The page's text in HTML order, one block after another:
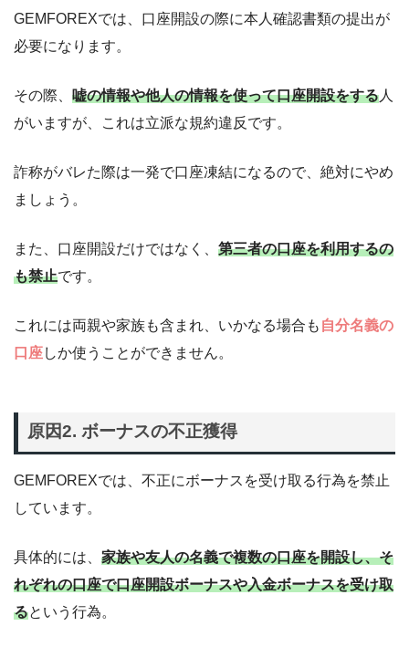
GEMFOREXでは、口座開設の際に本人確認書類の提出が
必要になります。
その際、 嘘の情報や他人の情報を使って口座開設をする人
がいますが、これは立派な規約違反です。
詐称がバレた際は一発で口座凍結になるので、絶対にやめ
ましょう。
また、口座開設だけではなく、 第三者の口座を利用するの
も禁止です。
これには両親や家族も含まれ、いかなる場合も 自分名義の
口座しか使うことができません。
原因2. ボーナスの不正獲得
GEMFOREXでは、不正にボーナスを受け取る行為を禁止
しています。
具体的には、 家族や友人の名義で複数の口座を開設し、そ
れぞれの口座で口座開設ボーナスや入金ボーナスを受け取
るという行為。